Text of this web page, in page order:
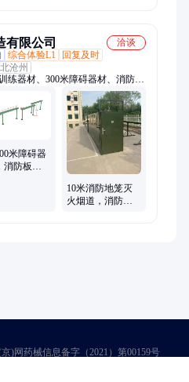
有限公司
洽谈
综合体验L1
回复及时
沧州
练器材、300米障碍器材、消防训
训练架、心理行为训练器材、极
、军用单双杠、400米障碍、高空
米障碍器材、爬绳杆、21项极限
展训练器材、四百米障碍、极限越
器材
米障碍器
消防板
10米消防地笼灭
火烟道，消防救
)网药械信息备字（2021）第00159号